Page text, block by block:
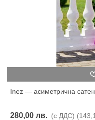
Inez — асиметрична
280,00 лв. (с ДДС)